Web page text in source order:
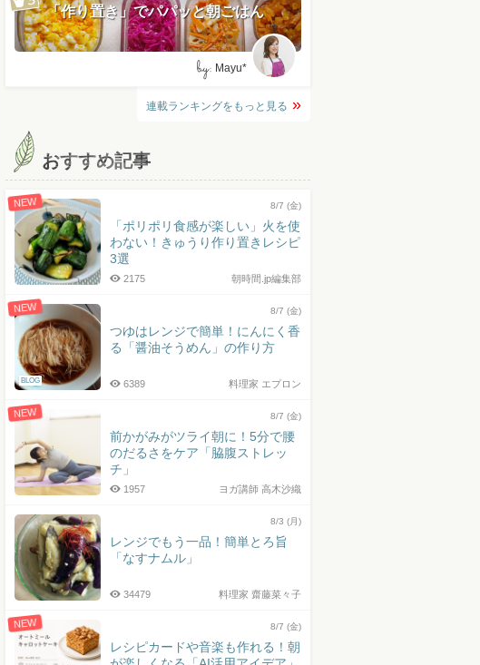
「作り置き」でパパッと朝ごはん
by: Mayu*
連載ランキングをもっと見る
おすすめ記事
NEW 8/7 (金)
「ポリポリ食感が楽しい」火を使
わない！きゅうり作り置きレシピ
3選
朝時間.jp編集部
2175
NEW
BLOG
8/7 (金)
つゆはレンジで簡単！にんにく香
る「醤油そうめん」の作り方
料理家 エプロン
6389
NEW 8/7 (金)
前かがみがツライ朝に！5分で腰
のだるさをケア「脇腹ストレッ
チ」
ヨガ講師 高木沙織
1957
8/3 (月)
レンジでもう一品！簡単とろ旨
「なすナムル」
料理家 齋藤菜々子
34479
NEW 8/7 (金)
レシピカードや音楽も作れる！朝